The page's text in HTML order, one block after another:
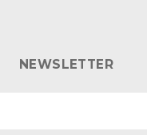
NEWSLETTER